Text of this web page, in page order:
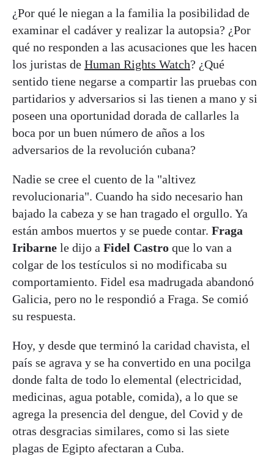
¿Por qué le niegan a la familia la posibilidad de
examinar el cadáver y realizar la autopsia? ¿Por
qué no responden a las acusaciones que les hacen
los juristas de Human Rights Watch? ¿Qué
sentido tiene negarse a compartir las pruebas con
partidarios y adversarios si las tienen a mano y si
poseen una oportunidad dorada de callarles la
boca por un buen número de años a los
adversarios de la revolución cubana?
Nadie se cree el cuento de la "altivez
revolucionaria". Cuando ha sido necesario han
bajado la cabeza y se han tragado el orgullo. Ya
están ambos muertos y se puede contar. Fraga
Iribarne le dijo a Fidel Castro que lo van a
colgar de los testículos si no modificaba su
comportamiento. Fidel esa madrugada abandonó
Galicia, pero no le respondió a Fraga. Se comió
su respuesta.
Hoy, y desde que terminó la caridad chavista, el
país se agrava y se ha convertido en una pocilga
donde falta de todo lo elemental (electricidad,
medicinas, agua potable, comida), a lo que se
agrega la presencia del dengue, del Covid y de
otras desgracias similares, como si las siete
plagas de Egipto afectaran a Cuba.